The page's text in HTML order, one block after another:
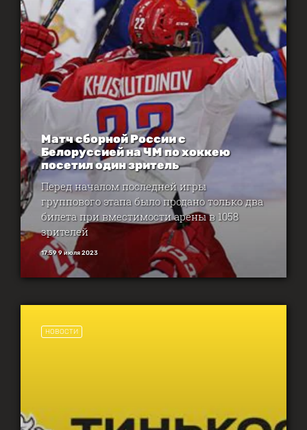
Матч сборной России с
Белоруссией на ЧМ по хоккею
посетил один зритель
Перед началом последней игры
группового этапа было продано только два
билета при вместимости арены в 1058
зрителей
17:59 9 июля 2023
НОВОСТИ